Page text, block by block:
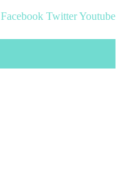
Facebook TwitterYoutube